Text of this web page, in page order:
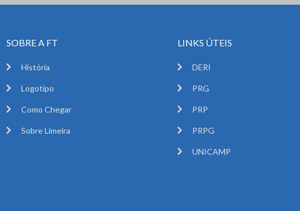
SOBRE A FT
História
Logotipo
Como Chegar
Sobre Limeira
LINKS ÚTEIS
DERI
PRG
PRP
PRPG
UNICAMP